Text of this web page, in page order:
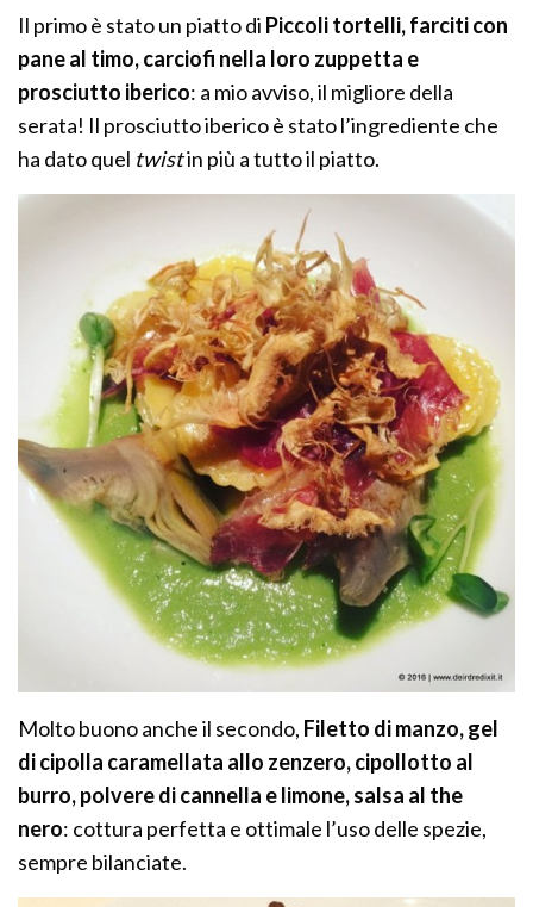
Il primo è stato un piatto di Piccoli tortelli, farciti con
pane al timo, carciofi nella loro zuppetta e
prosciutto iberico: a mio avviso, il migliore della
serata! Il prosciutto iberico è stato l’ingrediente che
ha dato quel twistin più a tutto il piatto.
Molto buono anche il secondo, Filetto di manzo, gel
di cipolla caramellata allo zenzero, cipollotto al
burro, polvere di cannella e limone, salsa al the
nero: cottura perfetta e ottimale l’uso delle spezie,
sempre bilanciate.